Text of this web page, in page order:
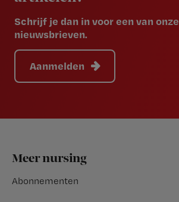
Schrijf je dan in voor een van onze
nieuwsbrieven.
Aanmelden
Footer
Meer nursing
Abonnementen